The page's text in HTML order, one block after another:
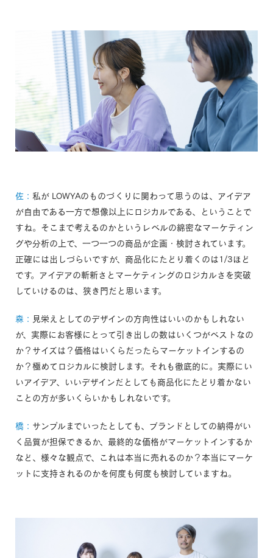
佐： 私が LOWYAのものづくりに関わって思うのは、アイデア
が自由である一方で想像以上にロジカルである、ということで
すね。そこまで考えるのかというレベルの綿密なマーケティン
グや分析の上で、一つ一つの商品が企画・検討されています。
正確には出しづらいですが、商品化にたどり着くのは1/3ほど
です。アイデアの斬新さとマーケティングのロジカルさを突破
していけるのは、狭き門だと思います。
森：
見栄えとしてのデザインの方向性はいいのかもしれない
が、実際にお客様にとって引き出しの数はいくつがベストなの
か？サイズは？価格はいくらだったらマーケットインするの
か？極めてロジカルに検討します。それも徹底的に。実際にい
いアイデア、いいデザインだとしても商品化にたどり着かない
ことの方が多いくらいかもしれないです。
橋： サンプルまでいったとしても、ブランドとしての納得がい
く品質が担保できるか、最終的な価格がマーケットインするか
など、様々な観点で、これは本当に売れるのか？本当にマーケ
ットに支持されるのかを何度も何度も検討していますね。